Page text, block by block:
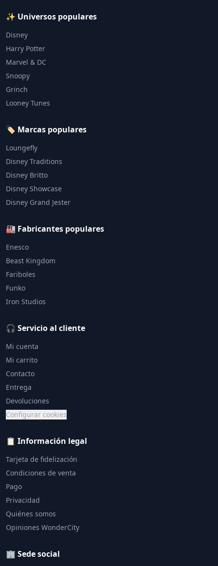
✨ Universos populares
Disney
Harry Potter
Marvel & DC
Snoopy
Grinch
Looney Tunes
🏷️ Marcas populares
Loungefly
Disney Traditions
Disney Britto
Disney Showcase
Disney Grand Jester
🏭 Fabricantes populares
Enesco
Beast Kingdom
Fariboles
Funko
Iron Studios
🎧 Servicio al cliente
Mi cuenta
Mi carrito
Contacto
Entrega
Devoluciones
Configurar cookies
📋 Información legal
Tarjeta de fidelización
Condiciones de venta
Pago
Privacidad
Quiénes somos
Opiniones WonderCity
🏢 Sede social